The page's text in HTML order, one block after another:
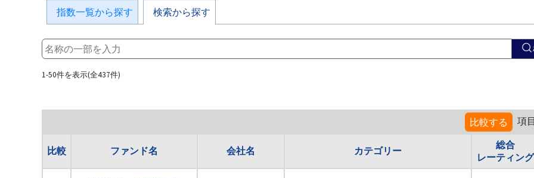
指数一覧から探す 検索から探す
1-50件を表示(全437件)
比較する 項
比較 ファンド名 会社名 カテゴリー
総合
レーティング